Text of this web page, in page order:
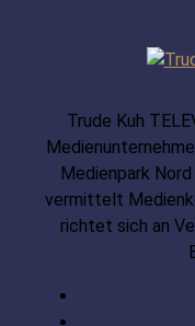
Trude Kuh
Medienpark
vermittelt
richtet sich an